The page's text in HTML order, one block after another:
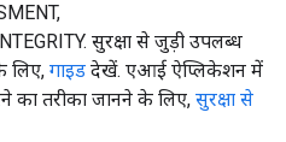
सुरक्षा से जुड़ी उपलब्ध
लिए, गाइड देखें. एआई ऐप्लिकेशन में
का तरीका जानने के लिए, सुरक्षा से